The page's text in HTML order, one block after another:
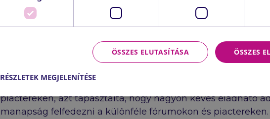
A dark webtől a zsarolásig
ezeket az adatokat tömegesen értékesítették a dark weben.
nagy részét valószínűleg csalárd célokra, például
lopásra és biztosítási csalásokra használták fel. Az idők
megváltoztak. Miután a Trellix alaposan körülnézett a dark
piactereken, azt tapasztalta, hogy nagyon kevés eladható
manapság felfedezni a különféle fórumokon és piactereken.
ÖSSZES
ÖSSZES ELUTASÍTÁSA
RÉSZLETEK MEGJELENÍTÉSE